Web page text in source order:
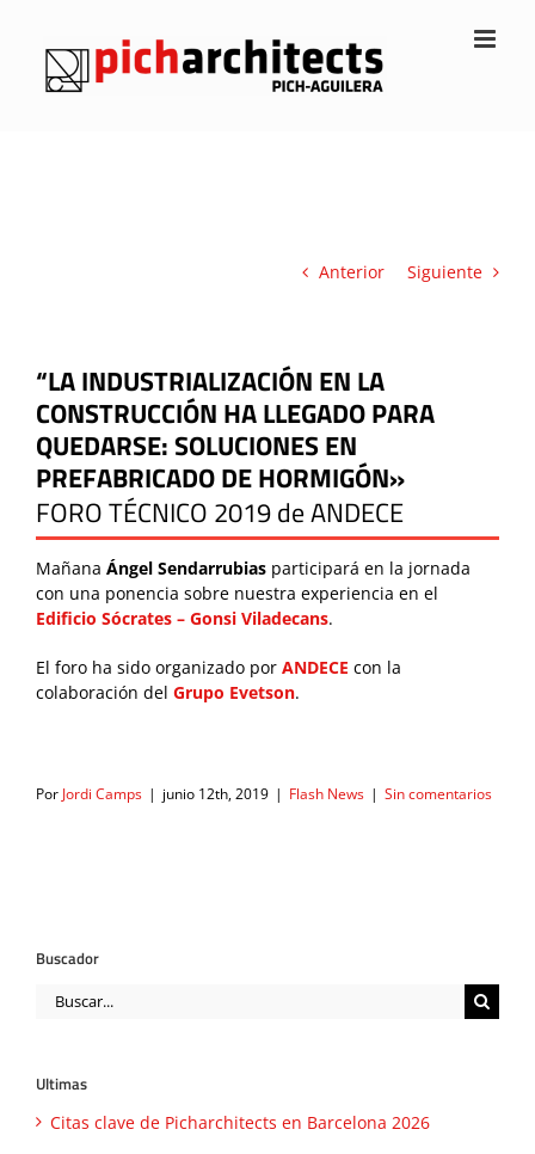
contenido
Anterior Siguiente
“LA INDUSTRIALIZACIÓN EN LA
CONSTRUCCIÓN HA LLEGADO PARA
QUEDARSE: SOLUCIONES EN
PREFABRICADO DE HORMIGÓN»
FORO TÉCNICO 2019 de ANDECE
Mañana Ángel Sendarrubias participará en la jornada
con una ponencia sobre nuestra experiencia en el
Edificio Sócrates – Gonsi Viladecans.
El foro ha sido organizado por ANDECE con la
colaboración del Grupo Evetson.
Por Jordi Camps | junio 12th, 2019 | Flash News | Sin comentarios
Buscador
Buscar:
Ultimas
Citas clave de Picharchitects en Barcelona 2026